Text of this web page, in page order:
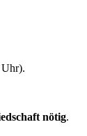
nötig.